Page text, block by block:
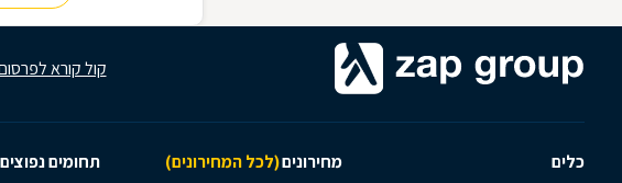
קול קורא
כלים מחירונים(לכל המחירונים) תחומים נפוצים